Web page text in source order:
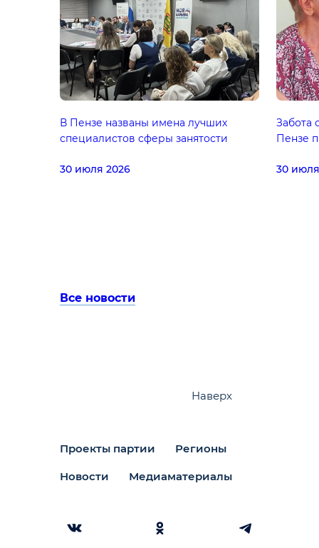
В Пензе названы имена лучших
специалистов сферы занятости
30 июля 2026
Забота
Пензе
30
Все новости
Проекты партии Регионы
Новости Медиаматериалы
Наверх